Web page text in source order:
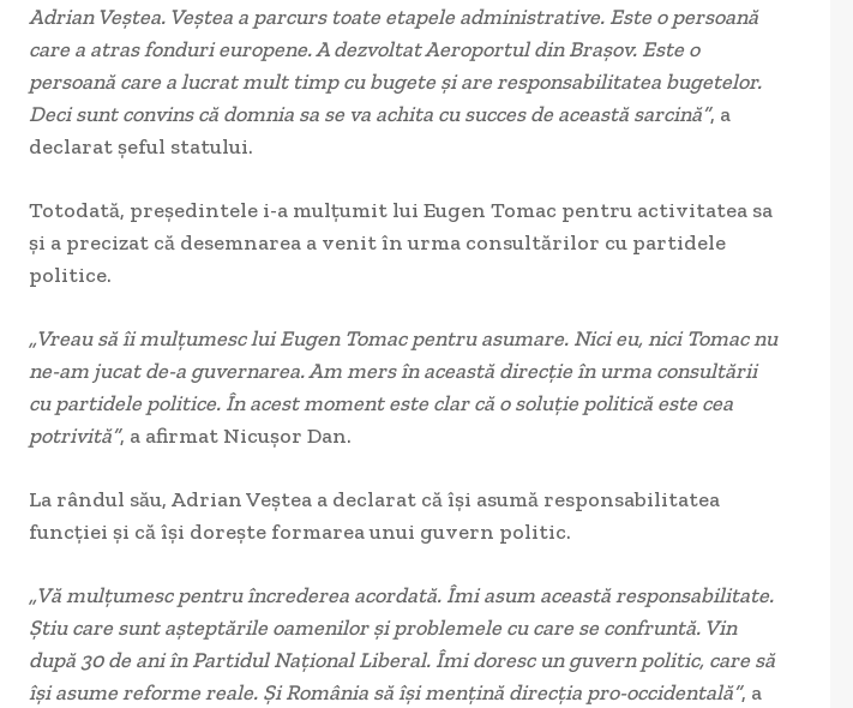
Adrian Veștea. Veștea a parcurs toate etapele administrative. Este o persoană
care a atras fonduri europene. A dezvoltat Aeroportul din Brașov. Este o
persoană care a lucrat mult timp cu bugete și are responsabilitatea bugetelor.
Deci sunt convins că domnia sa se va achita cu succes de această sarcină”, a
declarat șeful statului.
Totodată, președintele i-a mulțumit lui Eugen Tomac pentru activitatea sa
și a precizat că desemnarea a venit în urma consultărilor cu partidele
politice.
„Vreau să îi mulțumesc lui Eugen Tomac pentru asumare. Nici eu, nici Tomac nu
ne-am jucat de-a guvernarea. Am mers în această direcţie în urma consultării
cu partidele politice. În acest moment este clar că o soluție politică este cea
potrivită”, a afirmat Nicușor Dan.
La rândul său, Adrian Veștea a declarat că își asumă responsabilitatea
funcției și că își dorește formarea unui guvern politic.
„Vă mulțumesc pentru încrederea acordată. Îmi asum această responsabilitate.
Știu care sunt așteptările oamenilor și problemele cu care se confruntă. Vin
după 30 de ani în Partidul Național Liberal. Îmi doresc un guvern politic, care să
îşi asume reforme reale. Și România să își mențină direcția pro-occidentală”, a